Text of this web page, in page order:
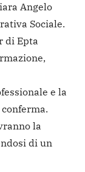
Angelo
Sociale.
di Epta
e la
la
di un